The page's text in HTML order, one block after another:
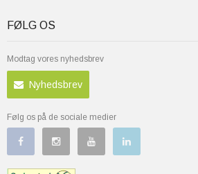
FØLG OS
Modtag vores nyhedsbrev
Nyhedsbrev
Følg os på de sociale medier